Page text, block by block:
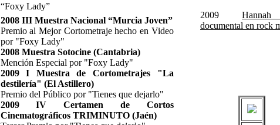
“Foxy Lady”
2008 III Muestra Nacional “Murcia Joven”
Premio al Mejor Cortometraje hecho en Video
por "Foxy Lady"
2008 Muestra Sotocine (Cantabria)
Mención Especial por "Foxy Lady"
2009 I Muestra de Cortometrajes "La
destilería" (El Astillero)
Premio del Público por "Tienes que dejarlo"
2009 IV Certamen de Cortos
Cinematográficos TRIMINUTO (Jaén)
2009
documental en rock